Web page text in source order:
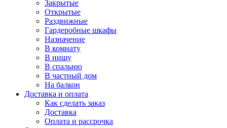
Закрытые
Открытые
Раздвижные
Гардеробные шкафы
Назначение
В комнату
В нишу
В спальню
В частный дом
На балкон
Доставка и оплата
Как сделать заказ
Доставка
Оплата и рассрочка